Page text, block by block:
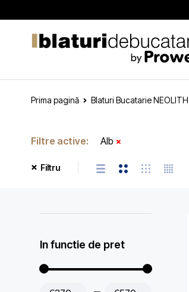
Prima pagină Blaturi Bucatarie NEOLITH
Filtre active: Alb
Filtru
In functie de pret